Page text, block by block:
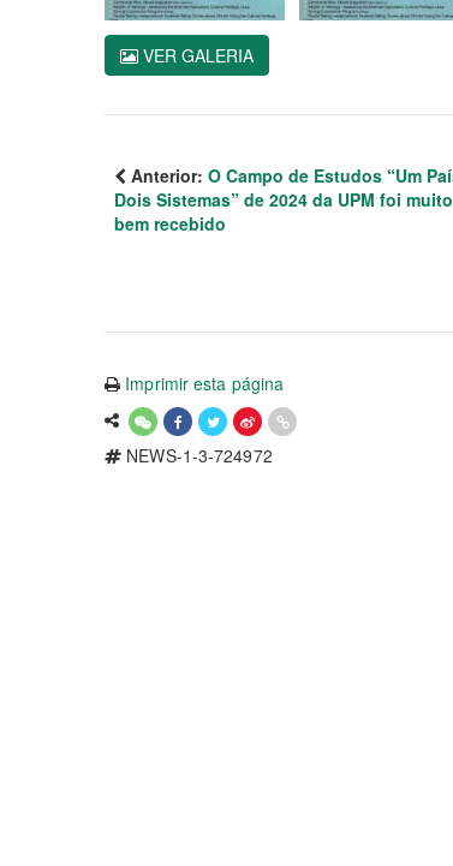
VER GALERIA
Anterior: O Campo de Estudos “Um
Dois Sistemas” de 2024 da UPM foi muito
bem recebido
Imprimir esta página
NEWS-1-3-724972